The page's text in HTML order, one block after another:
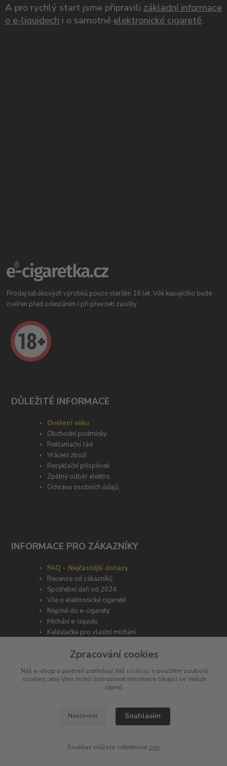
A pro rychlý start jsme připravili základní informace
o e-liquidech i o samotné elektronické cigaretě.
Prodej tabákových výrobků pouze starším 18 let. Věk kupujícího bude
ověřen před odesláním i při převzetí zasilky.
DŮLEŽITÉ INFORMACE
Ověření věku
Obchodní podmínky
Reklamační řád
Vrácení zboží
Recyklační příspěvek
Zpětný odběr elektro
Ochrana osobních údajů
INFORMACE PRO ZÁKAZNÍKY
FAQ - Nejčastější dotazy
Recenze od zákazníků
Spotřební daň od 2024
Vše o elektronické cigaretě
Náplně do e-cigarety
Míchání e-liquidu
Kalkulačka pro vlastní míchání
ODBORNÉ PORADENSTVÍ
Potřebujete poradit s výběrem? Neváhejte se zeptat
+420 606 266 566
info@e-cigaretka.cz
Zpracování cookies
Náš e-shop a partneři potřebují Váš souhlas s použitím souborů
cookies, aby Vám mohli zobrazovat informace týkající se Vašich
zájmů.
Nastavení Souhlasím
Souhlas můžete odmítnout zde.